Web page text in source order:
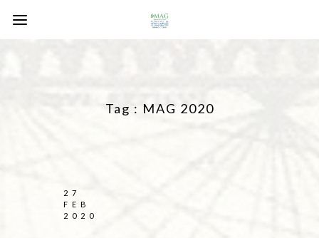
Tag : MAG 2020
27
FEB
2020